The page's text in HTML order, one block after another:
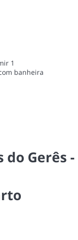
1
banheira
do Gerês